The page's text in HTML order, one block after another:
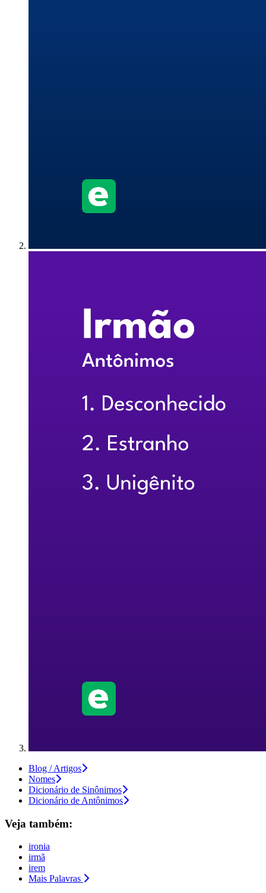
Blog / Artigos
Nomes
Dicionário de Sinônimos
Dicionário de Antônimos
Veja também:
ironia
irmã
irem
Mais Palavras